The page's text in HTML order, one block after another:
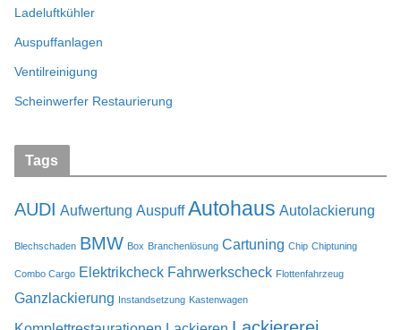
Ladeluftkühler
Auspuffanlagen
Ventilreinigung
Scheinwerfer Restaurierung
Tags
AUDI Aufwertung Auspuff Autohaus Autolackierung
Blechschaden BMW Box Branchenlösung Cartuning Chip Chiptuning
Combo Cargo Elektrikcheck Fahrwerkscheck Flottenfahrzeug
Ganzlackierung Instandsetzung Kastenwagen